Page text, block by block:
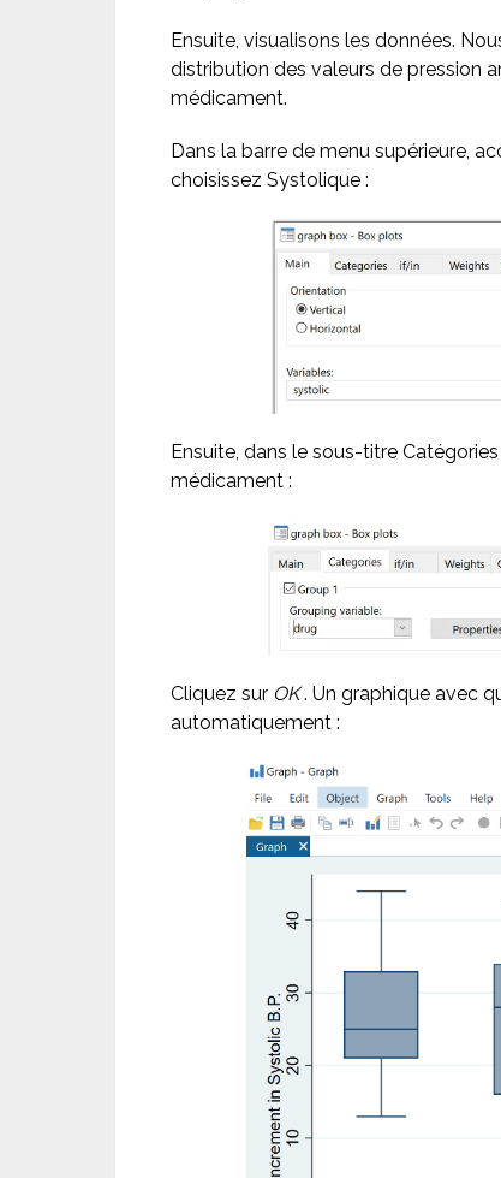
Ensuite, visualisons les données.
distribution des valeurs de pression
médicament.
Dans la barre de menu supérieure,
choisissez Systolique :
Ensuite, dans le sous-titre
médicament :
Cliquez sur OK. Un graphique avec
automatiquement :